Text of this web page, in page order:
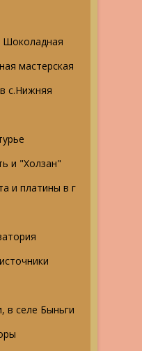
Шоколадная
мастерская
с.Нижняя
и "Холзан"
и платины в г
в селе Быньги